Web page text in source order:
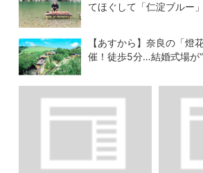
てほぐして「仁淀ブルー
【あすから】奈良の「燈
催！徒歩5分…結婚式場が